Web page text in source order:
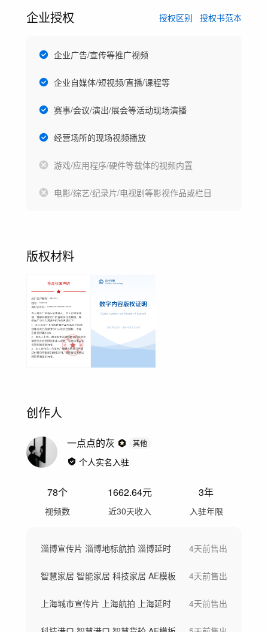
企业授权 授权区别 授权书范本
企业广告/宣传等推广视频
企业自媒体/短视频/直播/课程等
赛事/会议/演出/展会等活动现场演播
经营场所的现场视频播放
游戏/应用程序/硬件等载体的视频内置
电影/综艺/纪录片/电视剧等影视作品或栏目
版权材料
创作人
一点点的灰 其他
个人实名入驻
78个
视频数
1662.64元
近30天收入
3年
入驻年限
淄博宣传片 淄博地标航拍 淄博延时 4天前售出
智慧家居 智能家居 科技家居 AE模板 4天前售出
上海城市宣传片 上海航拍 上海延时 4天前售出